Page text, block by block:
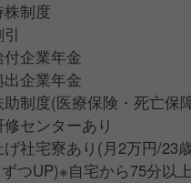
制度
企業年金
企業年金
制度(医療保険・死亡保
センターあり
社宅寮あり(月2万円/23
つUP)※自宅から75分以